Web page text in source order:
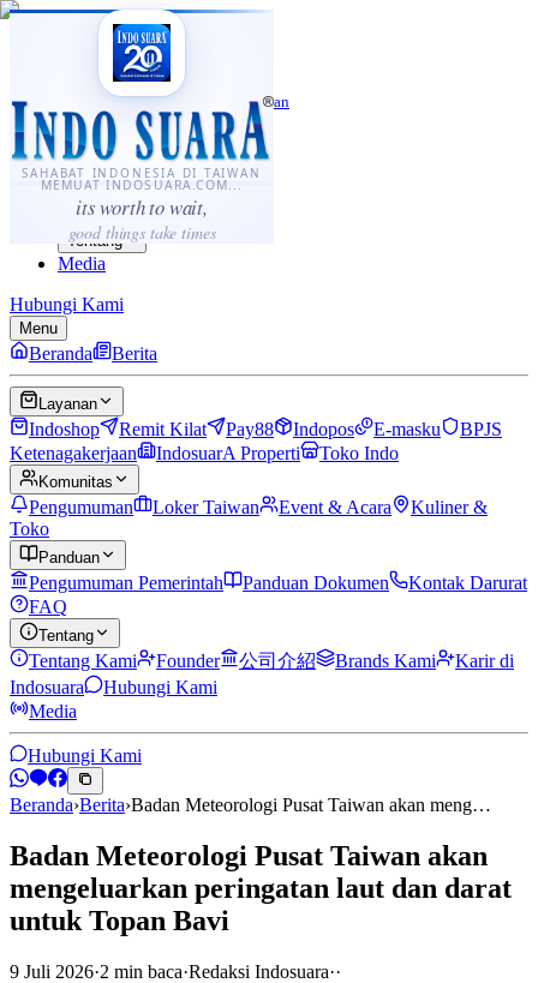
SAHABAT INDONESIA DI TAIWAN
MEMUAT INDOSUARA.COM...
its worth to wait,
good things take times
·...
⌘K
Sahabat Indonesia di Taiwan
Berita
Layanan
Komunitas
Panduan
Tentang
Media
Hubungi Kami
Menu
Beranda Berita
Layanan
Indoshop Remit Kilat Pay88 Indopos E-masku
BPJS
Ketenagakerjaan
IndosuarA Properti Toko Indo
Komunitas
Pengumuman Loker Taiwan Event & Acara
Kuliner &
Toko
Panduan
Pengumuman Pemerintah Panduan Dokumen
Kontak Darurat
FAQ
Tentang
Tentang Kami Founder 公司介紹 Brands Kami
Karir di
Indosuara
Hubungi Kami
Media
Hubungi Kami
Beranda›Berita›Badan Meteorologi Pusat Taiwan akan meng…
Badan Meteorologi Pusat Taiwan akan
mengeluarkan peringatan laut dan darat
untuk Topan Bavi
9 Juli 2026·2 min baca·Redaksi Indosuara··